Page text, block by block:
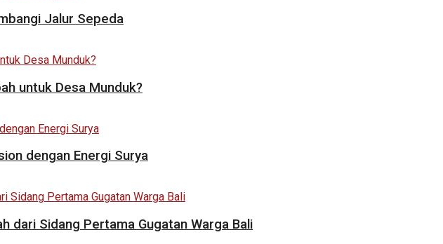
Jalur Sepeda
untuk Desa Munduk?
dengan Energi Surya
dari Sidang Pertama Gugatan Warga Bali